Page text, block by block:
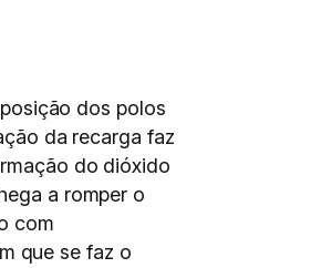
dos polos
da recarga faz
do dióxido
a romper o
com
que se faz o